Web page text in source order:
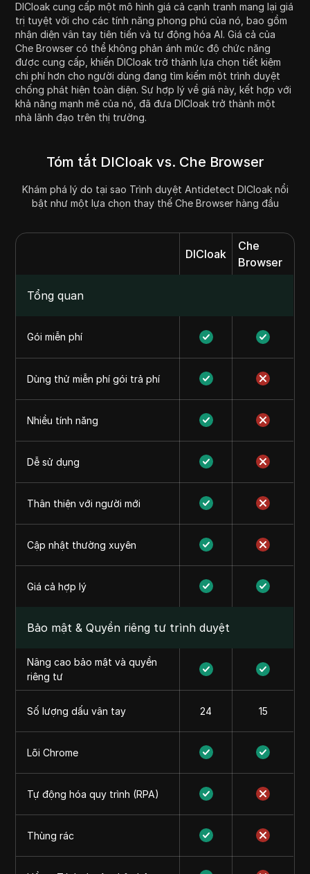
DICloak cung cấp một mô hình giá cả cạnh tranh mang lại giá
trị tuyệt vời cho các tính năng phong phú của nó, bao gồm
nhận diện vân tay tiên tiến và tự động hóa AI. Giá cả của
Che Browser có thể không phản ánh mức độ chức năng
được cung cấp, khiến DICloak trở thành lựa chọn tiết kiệm
chi phí hơn cho người dùng đang tìm kiếm một trình duyệt
chống phát hiện toàn diện. Sự hợp lý về giá này, kết hợp với
khả năng mạnh mẽ của nó, đã đưa DICloak trở thành một
nhà lãnh đạo trên thị trường.
Tóm tắt DICloak vs. Che Browser
Khám phá lý do tại sao Trình duyệt Antidetect DICloak nổi
bật như một lựa chọn thay thế Che Browser hàng đầu
DICloak
Che
Browser
Tổng quan
Gói miễn phí
Dùng thử miễn phí gói trả phí
Nhiều tính năng
Dễ sử dụng
Thân thiện với người mới
Cập nhật thường xuyên
Giá cả hợp lý
Bảo mật & Quyền riêng tư trình duyệt
Nâng cao bảo mật và quyền
riêng tư
Số lượng dấu vân tay 24 15
Lõi Chrome
Tự động hóa quy trình (RPA)
Thùng rác